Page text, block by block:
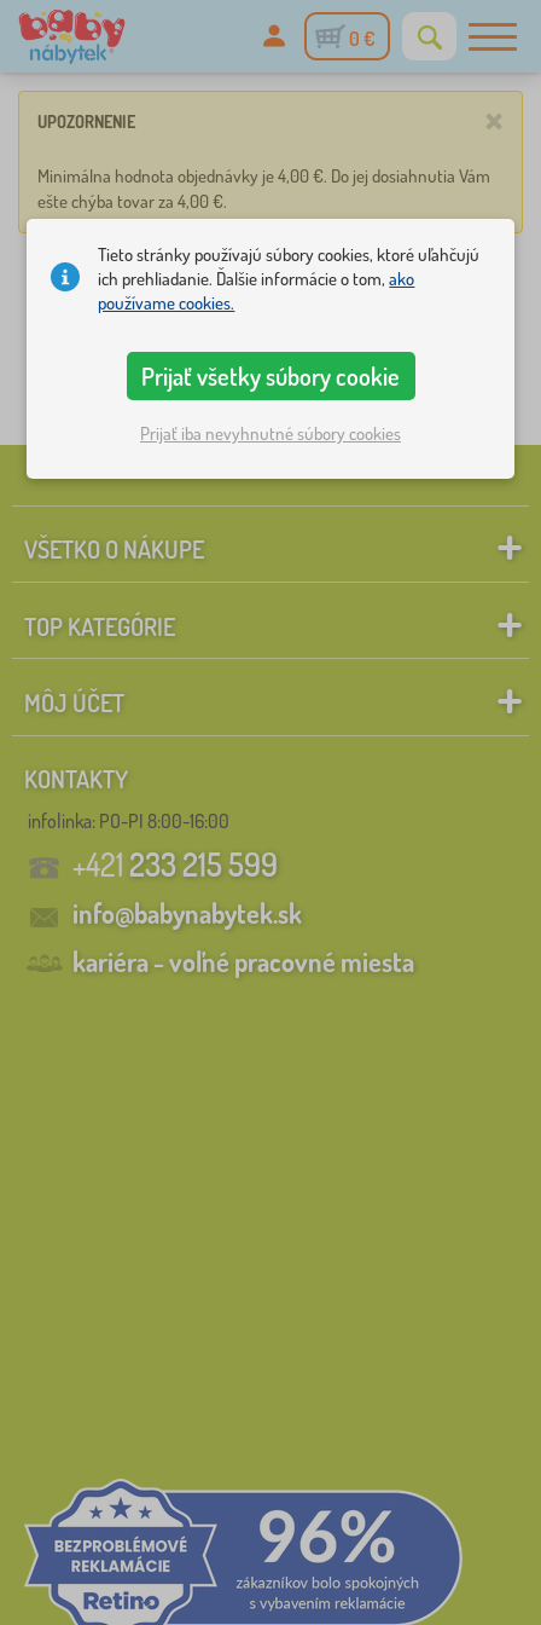
0 €
×
UPOZORNENIE
Minimálna hodnota objednávky je 4,00 €. Do jej dosiahnutia Vám
ešte chýba tovar za 4,00 €.
VŠETKO O NÁKUPE
TOP KATEGÓRIE
MÔJ ÚČET
KONTAKTY
infolinka: PO-PI 8:00-16:00
+421233 215 599
info@babynabytek.sk
kariéra - voľné pracovné miesta
Tieto stránky používajú súbory cookies, ktoré uľahčujú
ich prehliadanie. Ďalšie informácie o tom,ako
používame cookies.
Prijať všetky súbory cookie
Prijať iba nevyhnutné súbory cookies